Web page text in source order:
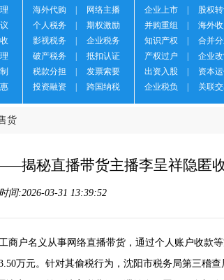
海外代购
网络主播
个人税务
期权激励
影视税务
企业税务
破产税务
抵扣认证
税款分担
发票索要
投资融资
跨国纳税
企业上市
股权
并购重组
海外
知识产权
合并
产权过户
企业改
出资入股
资本
企业税负
关联
货
揭秘直播带货主播李呈祥隐匿
:2026-03-31 13:39:52
商户名义从事网络直播带货，通过个人账户收款
万元。针对其偷税行为，沈阳市税务局第三稽